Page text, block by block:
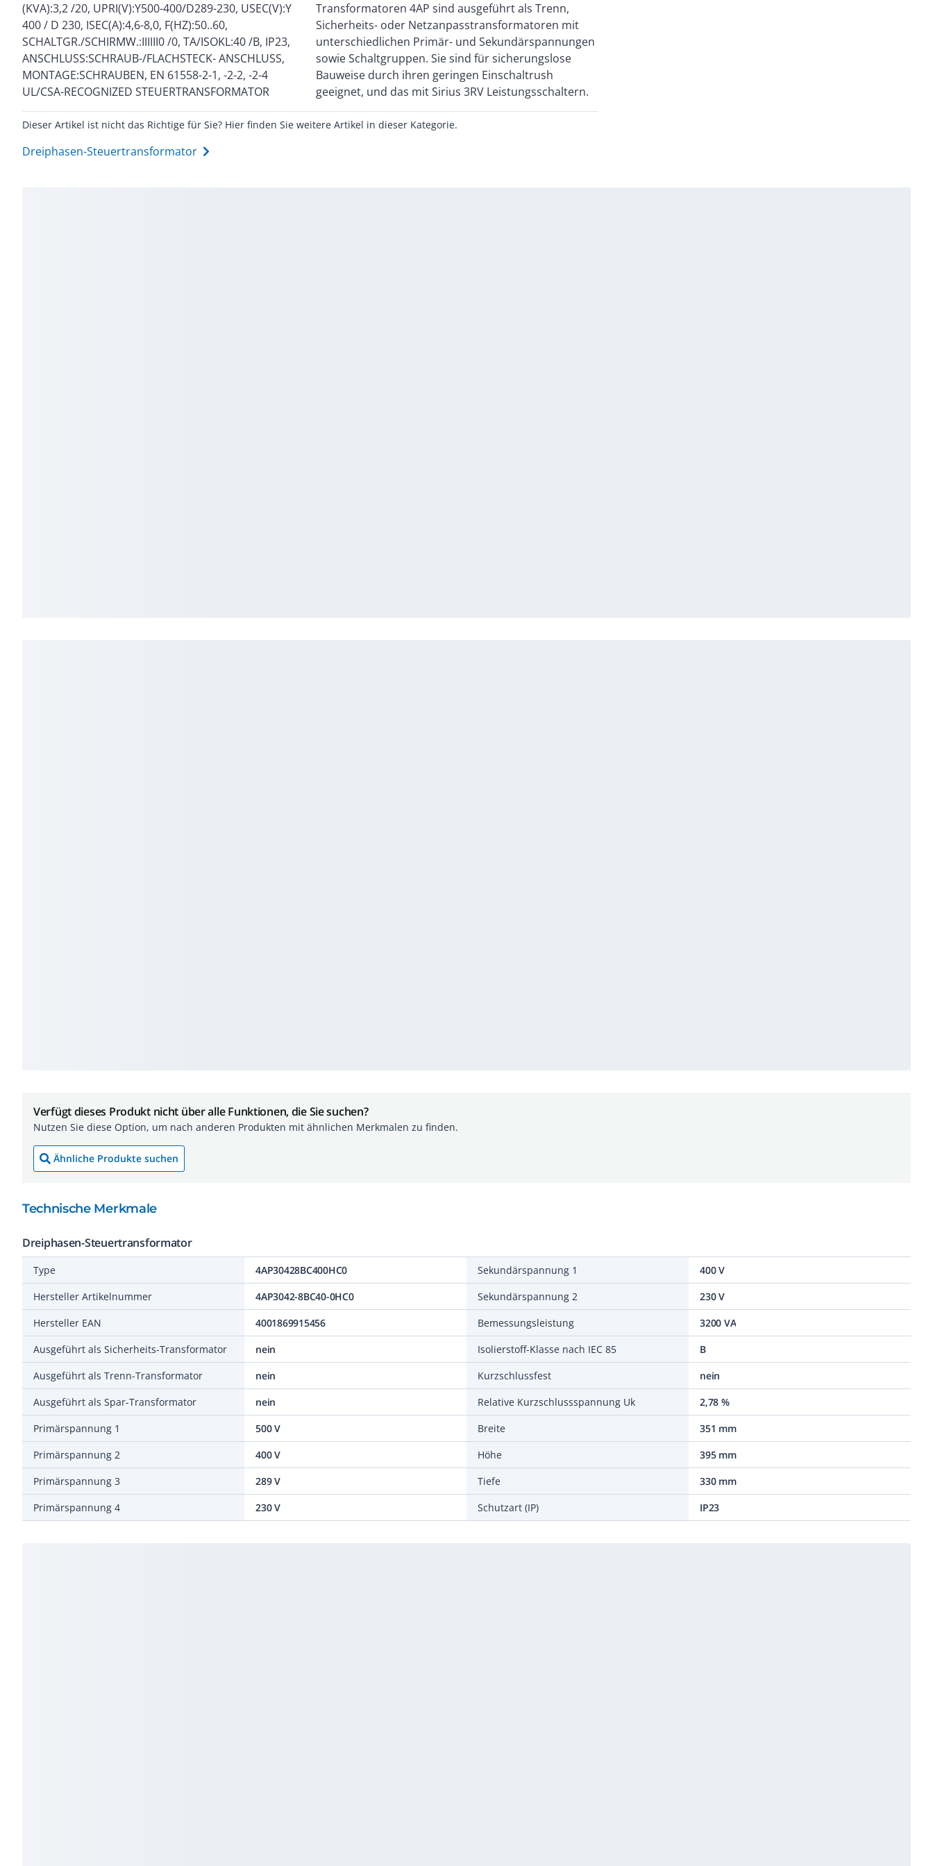
(KVA):3,2 /20, UPRI(V):Y500-400/D289-230, USEC(V):Y
400 / D 230, ISEC(A):4,6-8,0, F(HZ):50..60,
SCHALTGR./SCHIRMW.:IIIIII0 /0, TA/ISOKL:40 /B, IP23,
ANSCHLUSS:SCHRAUB-/FLACHSTECK- ANSCHLUSS,
MONTAGE:SCHRAUBEN, EN 61558-2-1, -2-2, -2-4
UL/CSA-RECOGNIZED STEUERTRANSFORMATOR
Transformatoren 4AP sind ausgeführt als Trenn,
Sicherheits- oder Netzanpasstransformatoren mit
unterschiedlichen Primär- und Sekundärspannungen
sowie Schaltgruppen. Sie sind für sicherungslose
Bauweise durch ihren geringen Einschaltrush
geeignet, und das mit Sirius 3RV Leistungsschaltern.
Dieser Artikel ist nicht das Richtige für Sie? Hier finden Sie weitere Artikel in dieser Kategorie.
Dreiphasen-Steuertransformator
Verfügt dieses Produkt nicht über alle Funktionen, die Sie suchen?
Nutzen Sie diese Option, um nach anderen Produkten mit ähnlichen Merkmalen zu finden.
Ähnliche Produkte suchen
Technische Merkmale
Dreiphasen-Steuertransformator
Type
4AP30428BC400HC0
Hersteller Artikelnummer
4AP3042-8BC40-0HC0
Hersteller EAN
4001869915456
Ausgeführt als Sicherheits-Transformator
nein
Ausgeführt als Trenn-Transformator
nein
Ausgeführt als Spar-Transformator
nein
Primärspannung 1
500 V
Primärspannung 2
400 V
Primärspannung 3
289 V
Primärspannung 4
230 V
Sekundärspannung 1
400 V
Sekundärspannung 2
230 V
Bemessungsleistung
3200 VA
Isolierstoff-Klasse nach IEC 85
B
Kurzschlussfest
nein
Relative Kurzschlussspannung Uk
2,78 %
Breite
351 mm
Höhe
395 mm
Tiefe
330 mm
Schutzart (IP)
IP23